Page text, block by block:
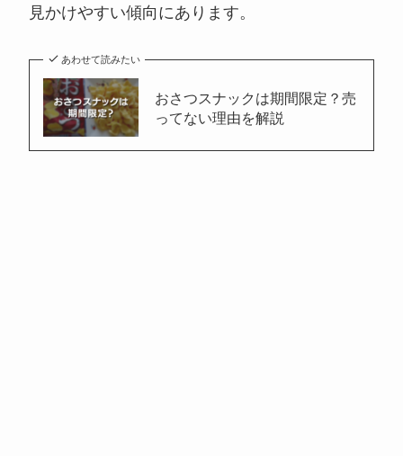
見かけやすい傾向にあります。
あわせて読みたい
おさつスナックは期間限定？売
ってない理由を解説